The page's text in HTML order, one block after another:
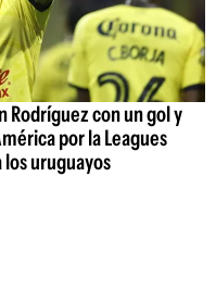
Rodríguez con un gol y
por la Leagues
uruguayos